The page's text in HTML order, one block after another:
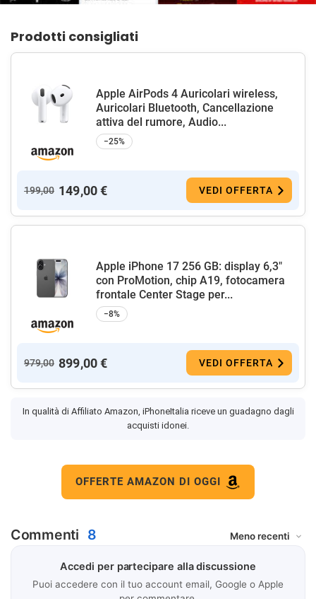
Prodotti consigliati
Apple AirPods 4 Auricolari wireless,
Auricolari Bluetooth, Cancellazione
attiva del rumore, Audio...
−25%
199,00 149,00 € VEDI OFFERTA
Apple iPhone 17 256 GB: display 6,3"
con ProMotion, chip A19, fotocamera
frontale Center Stage per...
−8%
979,00 899,00 € VEDI OFFERTA
In qualità di Affiliato Amazon, iPhoneItalia riceve un guadagno dagli
acquisti idonei.
OFFERTE AMAZON DI OGGI
Commenti 8
Accedi per partecipare alla discussione
Puoi accedere con il tuo account email, Google o Apple